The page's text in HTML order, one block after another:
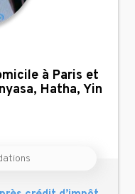
à Paris et
Hatha, Yin